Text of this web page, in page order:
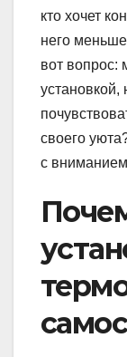
кто хочет
него
вот вопрос:
своего
с